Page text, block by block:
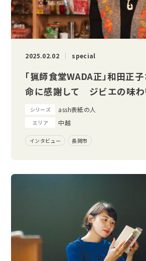
2025.02.02 special
「猟師食堂WADA正」和田正
命に感謝して ジビエの味わ
シリーズ assh表紙の人
エリア 中越
インタビュー 長岡市